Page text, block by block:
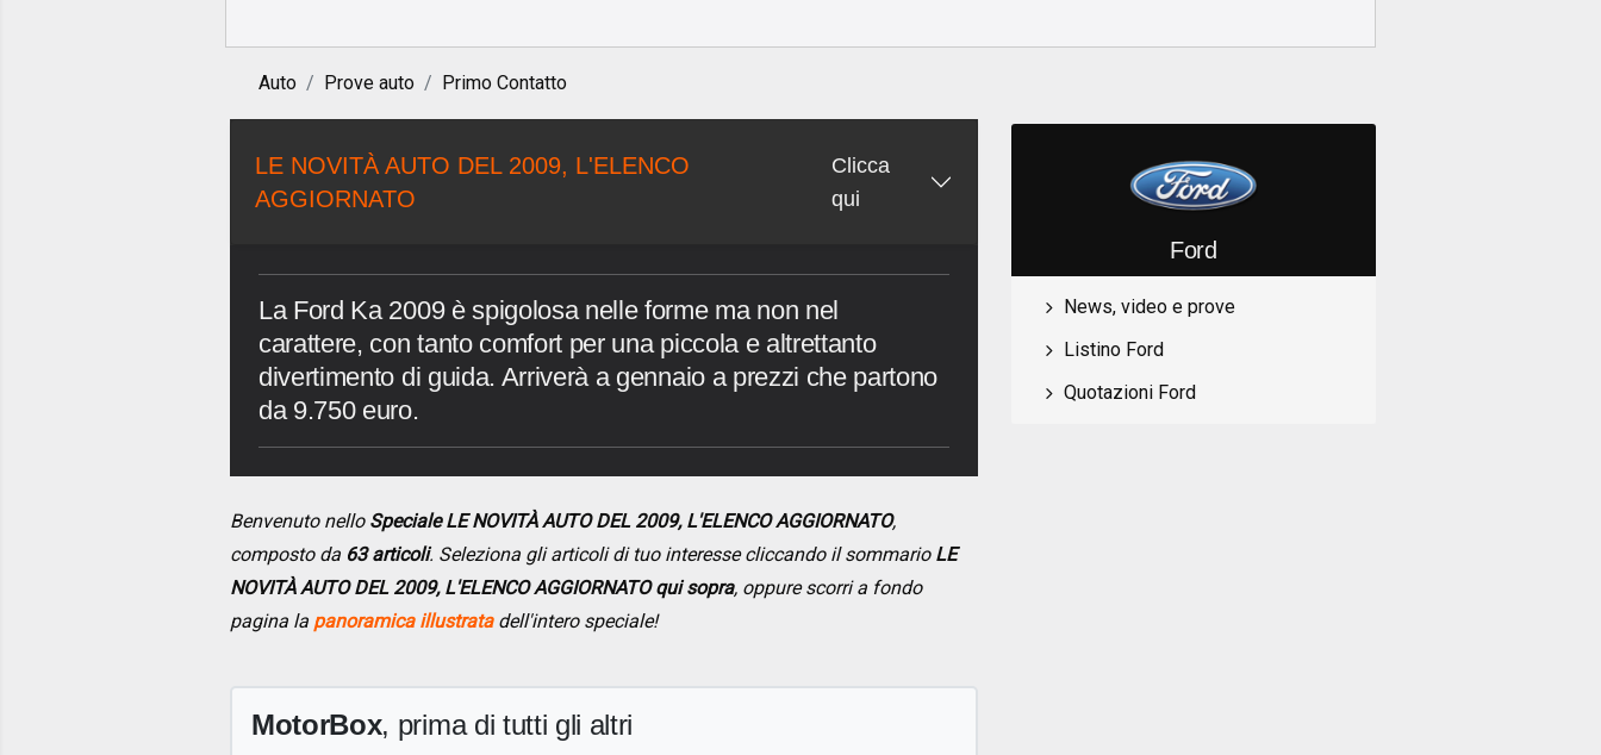
Auto Prove auto Primo Contatto
LE NOVITÀ AUTO DEL 2009, L'ELENCO
AGGIORNATO
Clicca
qui
La Ford Ka 2009 è spigolosa nelle forme ma non nel
carattere, con tanto comfort per una piccola e altrettanto
divertimento di guida. Arriverà a gennaio a prezzi che partono
da 9.750 euro.
Benvenuto nello Speciale LE NOVITÀ AUTO DEL 2009, L'ELENCO AGGIORNATO,
composto da 63 articoli. Seleziona gli articoli di tuo interesse cliccando il sommario LE
NOVITÀ AUTO DEL 2009, L'ELENCO AGGIORNATO qui sopra, oppure scorri a fondo
pagina la panoramica illustratadell'intero speciale!
MotorBox, prima di tutti gli altri
Ford
News, video e prove
Listino Ford
Quotazioni Ford